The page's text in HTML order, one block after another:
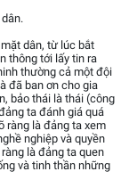
dân, từ lúc bắt
thông tới lấy tin ra
thường cả một đội
đã ban ơn cho gia
bảo thái là thái (công
ta đánh giá quá
ràng là đảng ta xem
nghiệp và quyền
là đảng ta quen
và tinh thần những